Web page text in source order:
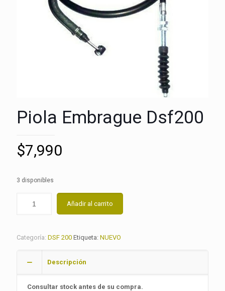
Piola Embrague Dsf200
$7,990
3 disponibles
Añadir al carrito
Categoría: DSF 200 Etiqueta: NUEVO
Descripción
Consultar stock antes de su compra.